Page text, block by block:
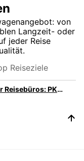
von
Langzeit- oder
jeder Reise
Reiseziele
Europcar Reisebüros: PKW-Übersicht | Greenworld